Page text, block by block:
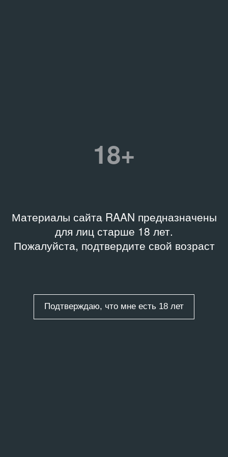
18+
Материалы сайта RAAN предназначены
для лиц старше 18 лет.
Пожалуйста, подтвердите свой возраст
Подтверждаю, что мне есть 18 лет